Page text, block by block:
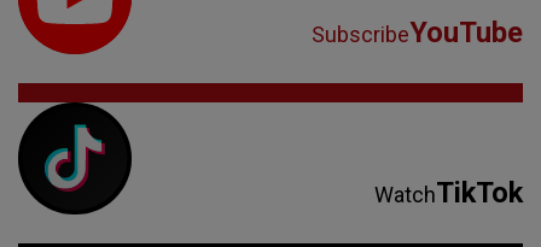
SubscribeYouTube
WatchTikTok